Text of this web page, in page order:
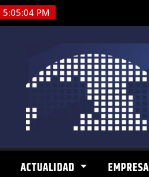
5:05:05 PM
ACTUALIDAD